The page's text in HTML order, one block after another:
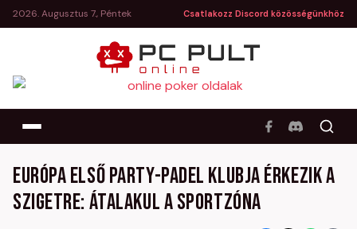
2026. Augusztus 7., Péntek Csatlakozz Discord közösségünkhöz
Európa első party-padel klubja érkezik a
Szigetre: átalakul a sportzóna